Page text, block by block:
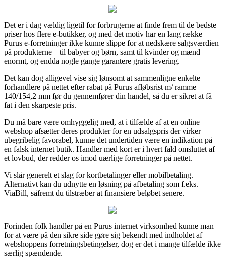
Det er i dag vældig ligetil for forbrugerne at finde frem til de bedste
priser hos flere e-butikker, og med det motiv har en lang række
Purus e-forretninger ikke kunne slippe for at nedskære salgsværdien
på produkterne – til babyer og børn, samt til kvinder og mænd –
enormt, og endda nogle gange garantere gratis levering.
Det kan dog alligevel vise sig lønsomt at sammenligne enkelte
forhandlere på nettet efter rabat på Purus afløbsrist m/ ramme
140/154,2 mm før du gennemfører din handel, så du er sikret at få
fat i den skarpeste pris.
Du må bare være omhyggelig med, at i tilfælde af at en online
webshop afsætter deres produkter for en udsalgspris der virker
ubegribelig favorabel, kunne det undertiden være en indikation på
en falsk internet butik. Handler med kort er i hvert fald omsluttet af
et lovbud, der redder os imod uærlige forretninger på nettet.
Vi slår generelt et slag for kortbetalinger eller mobilbetaling.
Alternativt kan du udnytte en løsning på afbetaling som f.eks.
ViaBill, såfremt du tilstræber at finansiere beløbet senere.
Forinden folk handler på en Purus internet virksomhed kunne man
for at være på den sikre side gøre sig bekendt med indholdet af
webshoppens forretningsbetingelser, dog er det i mange tilfælde ikke
særlig spændende.